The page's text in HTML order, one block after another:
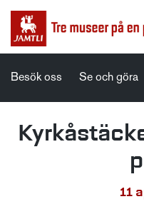
Besök oss Se och göra
11